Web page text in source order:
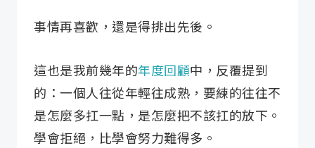
事情再喜歡，還是得排出先後。
這也是我前幾年的年度回顧中，反覆提到
的：一個人往從年輕往成熟，要練的往往不
是怎麼多扛一點，是怎麼把不該扛的放下。
學會拒絕，比學會努力難得多。